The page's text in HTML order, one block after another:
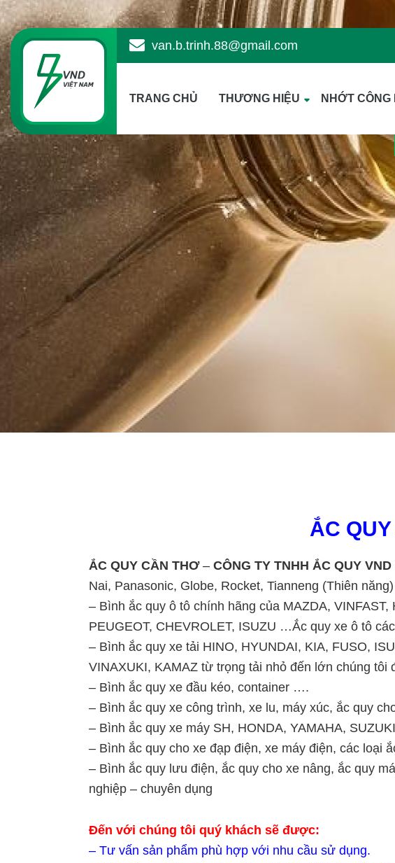
van.b.trinh.88@gmail.com
TRANG CHỦ THƯƠNG HIỆU NHỚT CÔNG
ẮC
ẮC QUY CẦN THƠ– CÔNG TY TNHH ẮC QUY VND
Nai, Panasonic, Globe, Rocket, Tianneng (Thiên
– Bình ắc quy ô tô chính hãng của MAZDA,
PEUGEOT, CHEVROLET, ISUZU …Ắc quy xe ô tô
– Bình ắc quy xe tải HINO, HYUNDAI, KIA, FUSO,
VINAXUKI, KAMAZ từ trọng tải nhỏ đến lớn chúng tôi
– Bình ắc quy xe đầu kéo, container ….
– Bình ắc quy xe công trình, xe lu, máy xúc, ắc quy
– Bình ắc quy xe máy SH, HONDA, YAMAHA,
– Bình ắc quy cho xe đạp điện, xe máy điện, các loại
– Bình ắc quy lưu điện, ắc quy cho xe nâng, ắc quy
nghiệp – chuyên dụng
Đến với chúng tôi quý khách sẽ được:
– Tư vấn sản phẩm phù hợp với nhu cầu sử dụng.